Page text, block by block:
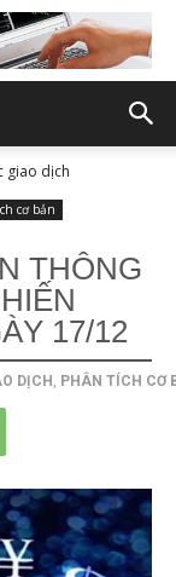
giao dịch
cơ bản
THÔNG
17/12
DỊCH , PHÂN TÍCH CƠ